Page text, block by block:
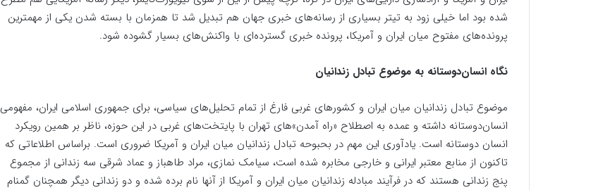
شده بود اما خیلی زود به تیتر بسیاری از رسانه‌های خبری جهان هم تبدیل شد تا همزمان با بسته شدن یکی از مهمترین
پرونده‌های مفتوح میان ایران و آمریکا، پرونده خبری گسترده‌ای با واکنش‌های بسیار گشوده شود.
نگاه انسان‌دوستانه به موضوع تبادل زندانیان
موضوع تبادل زندانیان میان ایران و کشورهای غربی فارغ از تمام تحلیل‌های سیاسی، برای جمهوری اسلامی ایران، مفهومی
انسان‌دوستانه داشته و عمده به اصطلاح «راه آمدن‌»‌های تهران با پایتخت‌های غربی در این حوزه، ناظر بر همین رویکرد
انسان دوستانه است. یادآوری این مهم در بحبوحه تبادل زندانیان میان ایران و آمریکا ضروری است. براساس اطلاعاتی که
تاکنون از منابع معتبر ایرانی و خارجی مخابره شده است، سیامک نمازی، مراد طاهباز و عماد شرقی سه زندانی از مجموع
پنج زندانی هستند که در فرآیند مبادله زندانیان میان ایران و آمریکا از آنها نام برده شده و دو زندانی دیگر همچنان گمنام